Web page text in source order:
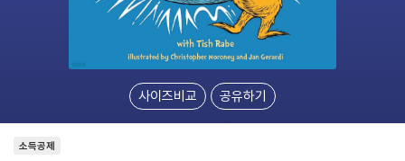
사이즈비교 공유하기
소득공제